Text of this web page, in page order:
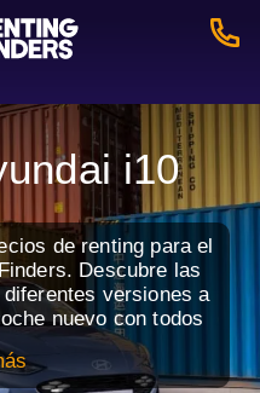
i10
de renting para el
Descubre las
versiones a
nuevo con todos